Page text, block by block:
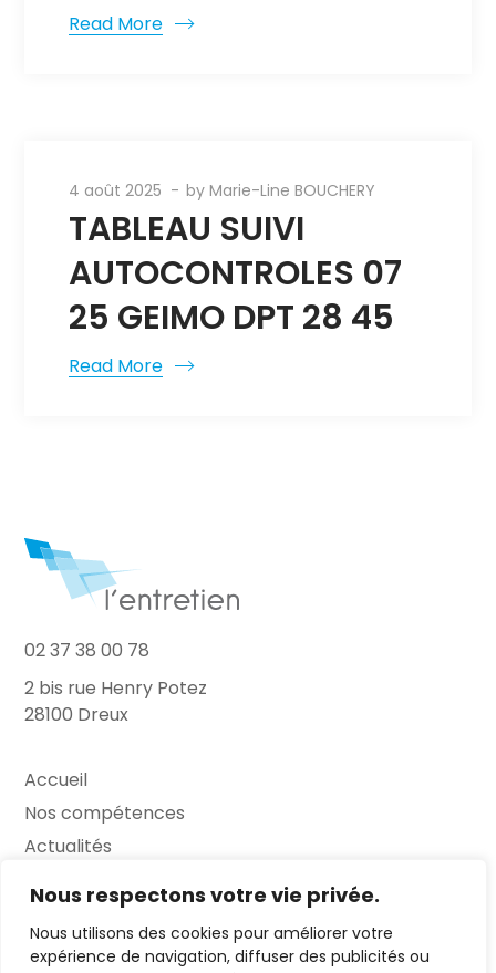
Nous respectons votre vie privée.
Nous utilisons des cookies pour améliorer votre
expérience de navigation, diffuser des publicités ou
Read More
4 août 2025 byMarie-Line BOUCHERY
TABLEAU SUIVI
AUTOCONTROLES 07
25 GEIMO DPT 28 45
Read More
02 37 38 00 78
2 bis rue Henry Potez
28100 Dreux
Accueil
Nos compétences
Actualités
Contact